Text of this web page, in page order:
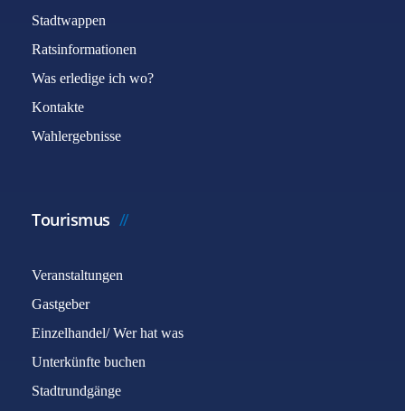
Stadtwappen
Ratsinformationen
Was erledige ich wo?
Kontakte
Wahlergebnisse
Tourismus
Veranstaltungen
Gastgeber
Einzelhandel/ Wer hat was
Unterkünfte buchen
Stadtrundgänge